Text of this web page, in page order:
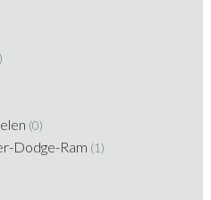
(0)
Dodge-Ram (1)